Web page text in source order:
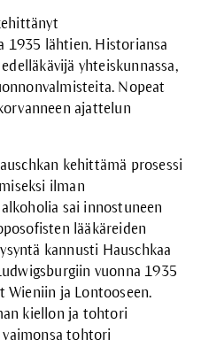
1935 lähtien. Historiansa
yhteiskunnassa,
Nopeat
ajattelun
kehittämä prosessi
ilman
sai innostuneen
lääkäreiden
kannusti Hauschkaa
vuonna 1935
Wieniin ja Lontooseen.
kiellon ja tohtori
vaimonsa tohtori